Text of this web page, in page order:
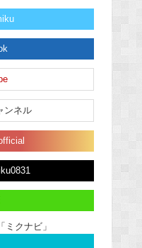
ンネル
クナビ」